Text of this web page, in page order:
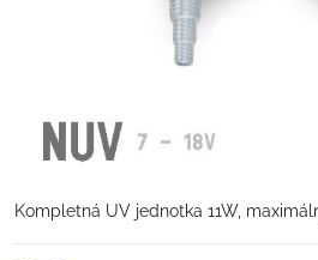
Kompletná UV jednotka 11W,